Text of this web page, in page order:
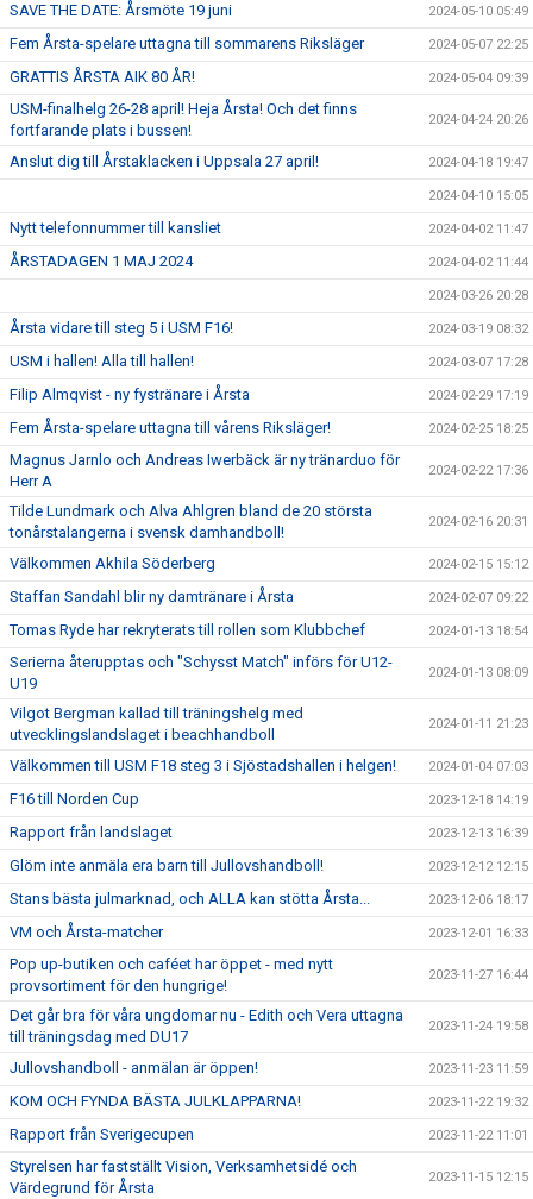
SAVE THE DATE: Årsmöte 19 juni 2024-05-10 05:49
Fem Årsta-spelare uttagna till sommarens Riksläger 2024-05-07 22:25
GRATTIS ÅRSTA AIK 80 ÅR! 2024-05-04 09:39
USM-finalhelg 26-28 april! Heja Årsta! Och det finns
fortfarande plats i bussen!
2024-04-24 20:26
Anslut dig till Årstaklacken i Uppsala 27 april! 2024-04-18 19:47
2024-04-10 15:05
Nytt telefonnummer till kansliet 2024-04-02 11:47
ÅRSTADAGEN 1 MAJ 2024 2024-04-02 11:44
2024-03-26 20:28
Årsta vidare till steg 5 i USM F16! 2024-03-19 08:32
USM i hallen! Alla till hallen! 2024-03-07 17:28
Filip Almqvist - ny fystränare i Årsta 2024-02-29 17:19
Fem Årsta-spelare uttagna till vårens Riksläger! 2024-02-25 18:25
Magnus Jarnlo och Andreas Iwerbäck är ny tränarduo för
Herr A
2024-02-22 17:36
Tilde Lundmark och Alva Ahlgren bland de 20 största
tonårstalangerna i svensk damhandboll!
2024-02-16 20:31
Välkommen Akhila Söderberg 2024-02-15 15:12
Staffan Sandahl blir ny damtränare i Årsta 2024-02-07 09:22
Tomas Ryde har rekryterats till rollen som Klubbchef 2024-01-13 18:54
Serierna återupptas och "Schysst Match" införs för U12-
U19
2024-01-13 08:09
Vilgot Bergman kallad till träningshelg med
utvecklingslandslaget i beachhandboll
2024-01-11 21:23
Välkommen till USM F18 steg 3 i Sjöstadshallen i helgen! 2024-01-04 07:03
F16 till Norden Cup 2023-12-18 14:19
Rapport från landslaget 2023-12-13 16:39
Glöm inte anmäla era barn till Jullovshandboll! 2023-12-12 12:15
Stans bästa julmarknad, och ALLA kan stötta Årsta... 2023-12-06 18:17
VM och Årsta-matcher 2023-12-01 16:33
Pop up-butiken och caféet har öppet - med nytt
provsortiment för den hungrige!
2023-11-27 16:44
Det går bra för våra ungdomar nu - Edith och Vera uttagna
till träningsdag med DU17
2023-11-24 19:58
Jullovshandboll - anmälan är öppen! 2023-11-23 11:59
KOM OCH FYNDA BÄSTA JULKLAPPARNA! 2023-11-22 19:32
Rapport från Sverigecupen 2023-11-22 11:01
Styrelsen har fastställt Vision, Verksamhetsidé och
Värdegrund för Årsta
2023-11-15 12:15